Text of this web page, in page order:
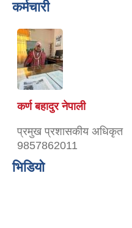
कर्मचारी
कर्ण बहादुर नेपाली
प्रमुख प्रशासकीय अधिकृत
9857862011
भिडियो